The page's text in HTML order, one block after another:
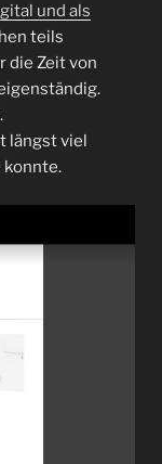
und als
teils
die Zeit von
längst viel
konnte.